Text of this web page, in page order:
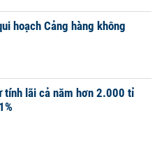
hoạch Cảng hàng không
tính lãi cả năm hơn 2.000 tỉ